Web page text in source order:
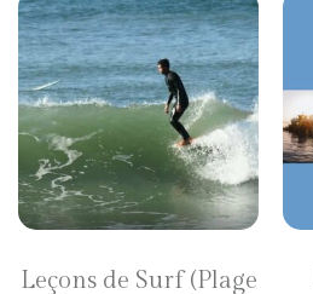
Leçons de Surf (Plage